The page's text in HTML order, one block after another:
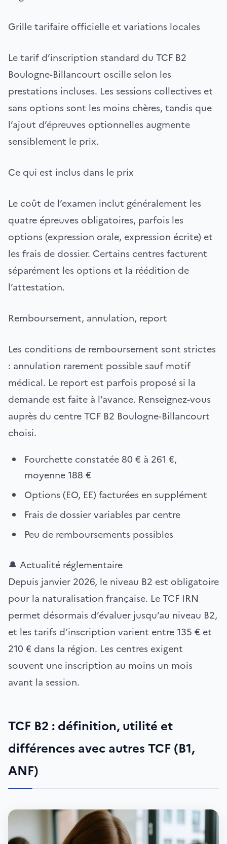
Grille tarifaire officielle et variations locales
Le tarif d’inscription standard du TCF B2
Boulogne-Billancourt oscille selon les
prestations incluses. Les sessions collectives et
sans options sont les moins chères, tandis que
l’ajout d’épreuves optionnelles augmente
sensiblement le prix.
Ce qui est inclus dans le prix
Le coût de l’examen inclut généralement les
quatre épreuves obligatoires, parfois les
options (expression orale, expression écrite) et
les frais de dossier. Certains centres facturent
séparément les options et la réédition de
l’attestation.
Remboursement, annulation, report
Les conditions de remboursement sont strictes
: annulation rarement possible sauf motif
médical. Le report est parfois proposé si la
demande est faite à l’avance. Renseignez-vous
auprès du centre TCF B2 Boulogne-Billancourt
choisi.
Fourchette constatée 80 € à 261 €,
moyenne 188 €
Options (EO, EE) facturées en supplément
Frais de dossier variables par centre
Peu de remboursements possibles
🔔 Actualité réglementaire
Depuis janvier 2026, le niveau B2 est obligatoire
pour la naturalisation française. Le TCF IRN
permet désormais d’évaluer jusqu’au niveau B2,
et les tarifs d’inscription varient entre 135 € et
210 € dans la région. Les centres exigent
souvent une inscription au moins un mois
avant la session.
TCF B2 : définition, utilité et
différences avec autres TCF (B1,
ANF)